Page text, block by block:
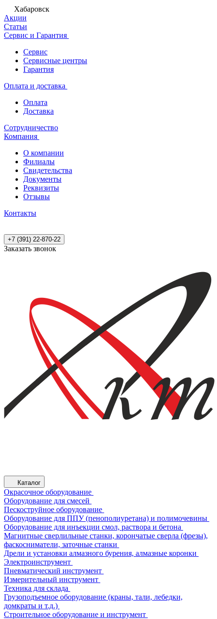
Хабаровск
Акции
Статьи
Сервис и Гарантия
Сервис
Сервисные центры
Гарантия
Оплата и доставка
Оплата
Доставка
Сотрудничество
Компания
О компании
Филиалы
Свидетельства
Документы
Реквизиты
Отзывы
Контакты
+7 (391) 22-870-22
Заказать звонок
Каталог
Окрасочное оборудование
Оборудование для смесей
Пескоструйное оборудование
Оборудование для ППУ (пенополиуретана) и полимочевины
Оборудование для инъекции смол, раствора и бетона
Магнитные сверлильные станки, корончатые сверла (фрезы),
фаскосниматели, заточные станки
Дрели и установки алмазного бурения, алмазные коронки
Электроинструмент
Пневматический инструмент
Измерительный инструмент
Техника для склада
Грузоподъемное оборудование (краны, тали, лебедки,
домкраты и т.д.)
Строительное оборудование и инструмент